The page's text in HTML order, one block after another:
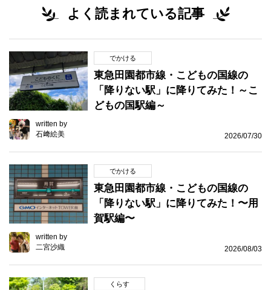
よく読まれている記事
でかける
東急田園都市線・こどもの国線の
「降りない駅」に降りてみた！～こ
どもの国駅編～
written by
石﨑絵美
2026/07/30
でかける
東急田園都市線・こどもの国線の
「降りない駅」に降りてみた！〜用
賀駅編〜
written by
二宮沙織
2026/08/03
くらす